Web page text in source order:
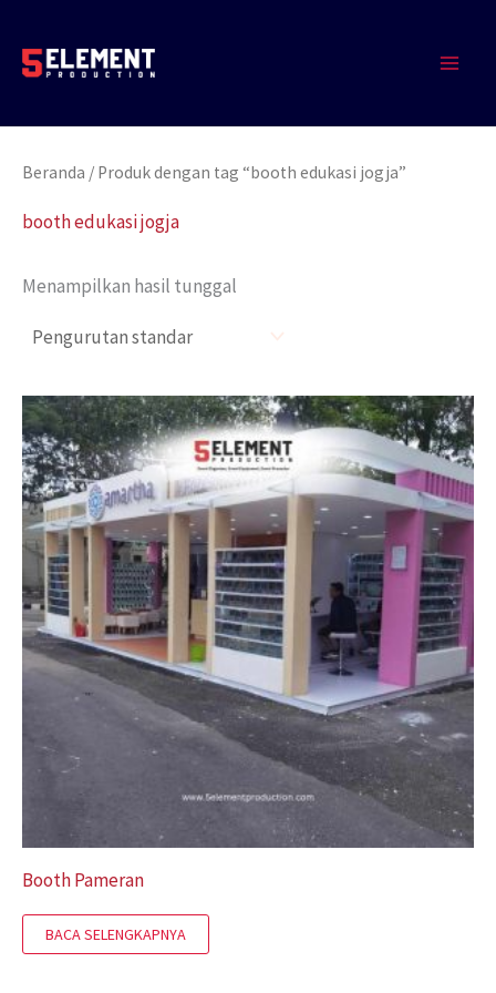
konten
Beranda / Produk dengan tag “booth edukasi jogja”
booth edukasi jogja
Menampilkan hasil tunggal
Booth Pameran
BACA SELENGKAPNYA